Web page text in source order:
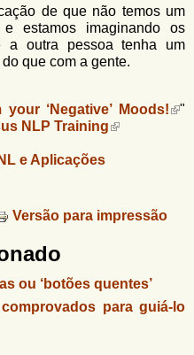
de que não temos um
estamos imaginando os
a outra pessoa tenha um
que com a gente.
your ‘Negative’ Moods!
"
NLP Training
e Aplicações
Versão para impressão
ou ‘botões quentes’
para guiá-lo